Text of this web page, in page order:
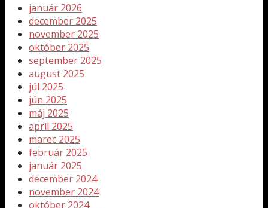
január 2026
december 2025
november 2025
október 2025
september 2025
august 2025
júl 2025
jún 2025
máj 2025
apríl 2025
marec 2025
február 2025
január 2025
december 2024
november 2024
október 2024